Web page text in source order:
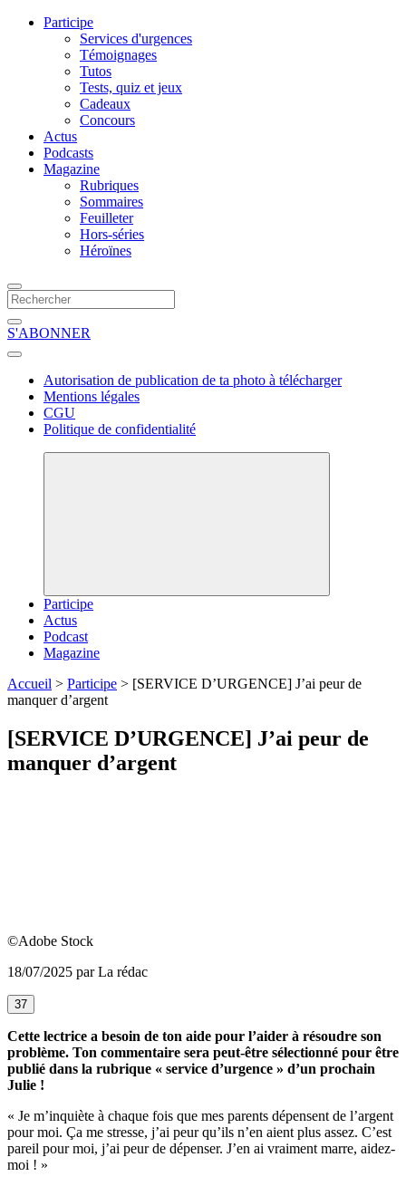
Participe
Services d'urgences
Témoignages
Tutos
Tests, quiz et jeux
Cadeaux
Concours
Actus
Podcasts
Magazine
Rubriques
Sommaires
Feuilleter
Hors-séries
Héroïnes
S'ABONNER
Autorisation de publication de ta photo à télécharger
Mentions légales
CGU
Politique de confidentialité
Participe
Actus
Podcast
Magazine
Accueil > Participe > [SERVICE D’URGENCE] J’ai peur de
manquer d’argent
[SERVICE D’URGENCE] J’ai peur de
manquer d’argent
©Adobe Stock
18/07/2025 par La rédac
37
Cette lectrice a besoin de ton aide pour l’aider à résoudre son
problème. Ton commentaire sera peut-être sélectionné pour être
publié dans la rubrique « service d’urgence » d’un prochain
Julie !
« Je m’inquiète à chaque fois que mes parents dépensent de l’argent
pour moi. Ça me stresse, j’ai peur qu’ils n’en aient plus assez. C’est
pareil pour moi, j’ai peur de dépenser. J’en ai vraiment marre, aidez-
moi ! »